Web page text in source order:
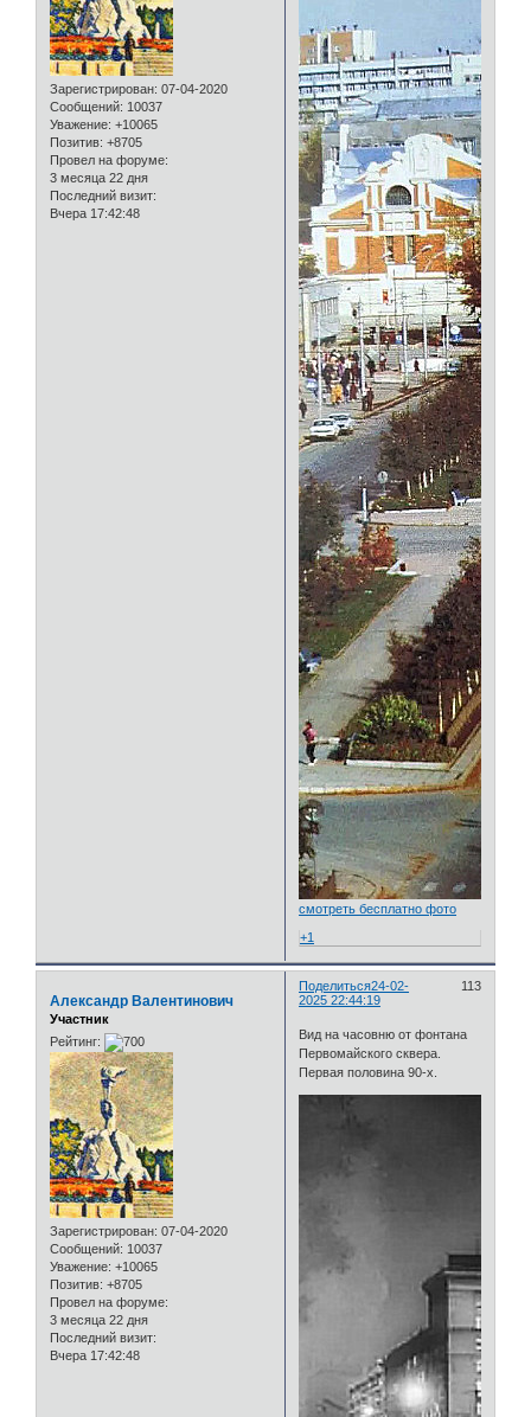
Зарегистрирован: 07-04-2020
Сообщений: 10037
Уважение: +10065
Позитив: +8705
Провел на форуме:
3 месяца 22 дня
Последний визит:
Вчера 17:42:48
смотреть бесплатно фото
+1
Поделиться 113
24-02-
2025 22:44:19
Александр Валентинович
Участник
Рейтинг:
Зарегистрирован: 07-04-2020
Сообщений: 10037
Уважение: +10065
Позитив: +8705
Провел на форуме:
3 месяца 22 дня
Последний визит:
Вчера 17:42:48
Вид на часовню от фонтана
Первомайского сквера.
Первая половина 90-х.